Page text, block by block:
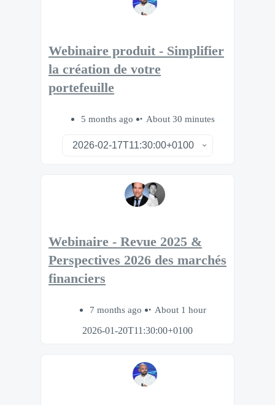
Webinaire produit - Simplifier
la création de votre
portefeuille
5 months ago About 30 minutes
Webinaire - Revue 2025 &
Perspectives 2026 des marchés
financiers
7 months ago
About 1 hour
2026-01-20T11:30:00+0100